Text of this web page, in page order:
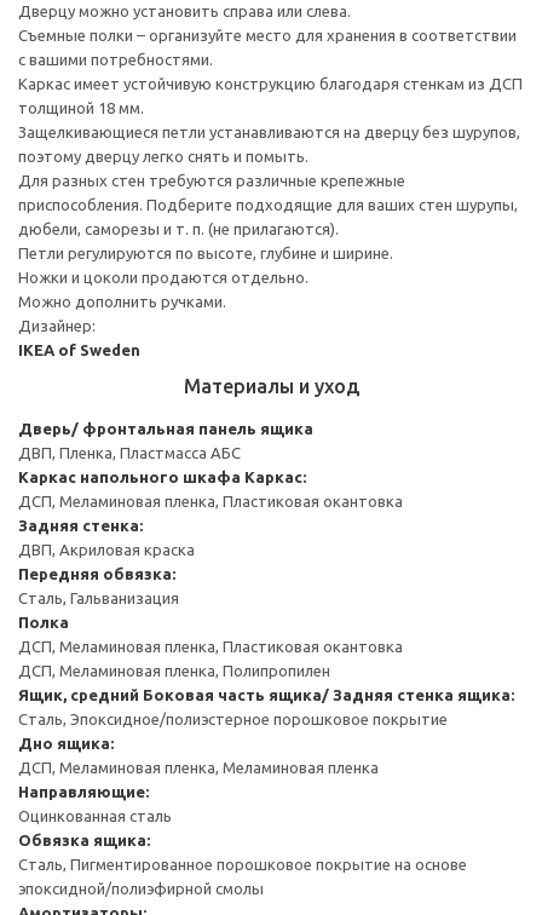
Дверцу можно установить справа или слева.
Съемные полки – организуйте место для хранения в соответствии
с вашими потребностями.
Каркас имеет устойчивую конструкцию благодаря стенкам из ДСП
толщиной 18 мм.
Защелкивающиеся петли устанавливаются на дверцу без шурупов,
поэтому дверцу легко снять и помыть.
Для разных стен требуются различные крепежные
приспособления. Подберите подходящие для ваших стен шурупы,
дюбели, саморезы и т. п. (не прилагаются).
Петли регулируются по высоте, глубине и ширине.
Ножки и цоколи продаются отдельно.
Можно дополнить ручками.
Дизайнер:
IKEA of Sweden
Материалы и уход
Дверь/ фронтальная панель ящика
ДВП, Пленка, Пластмасса АБС
Каркас напольного шкафа Каркас:
ДСП, Меламиновая пленка, Пластиковая окантовка
Задняя стенка:
ДВП, Акриловая краска
Передняя обвязка:
Сталь, Гальванизация
Полка
ДСП, Меламиновая пленка, Пластиковая окантовка
ДСП, Меламиновая пленка, Полипропилен
Ящик, средний Боковая часть ящика/ Задняя стенка ящика:
Сталь, Эпоксидное/полиэстерное порошковое покрытие
Дно ящика:
ДСП, Меламиновая пленка, Меламиновая пленка
Направляющие:
Оцинкованная сталь
Обвязка ящика:
Сталь, Пигментированное порошковое покрытие на основе
эпоксидной/полиэфирной смолы